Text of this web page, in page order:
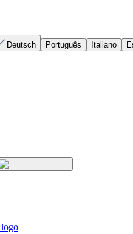
Deutsch Português Italiano